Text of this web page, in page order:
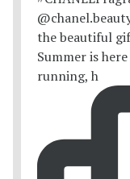
Summer is
running, h